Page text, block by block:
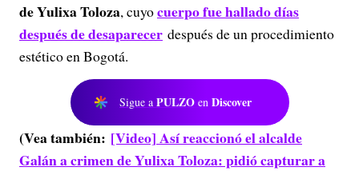
de Yulixa Toloza, cuyocuerpo fue hallado días
después de desaparecer después de un procedimiento
estético en Bogotá.
Sigue a PULZO en Discover
(Vea también: [Video] Así reaccionó el alcalde
Galán a crimen de Yulixa Toloza: pidió capturar a